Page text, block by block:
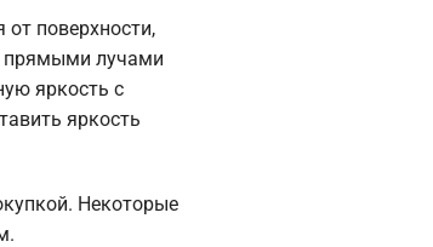
поверхности,
прямыми лучами
яркость с
яркость
Некоторые